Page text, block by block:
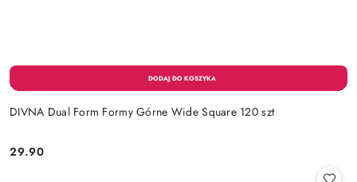
DIVNA Dual Form Formy Górne Wide Square 120 szt
Cena:
29.90